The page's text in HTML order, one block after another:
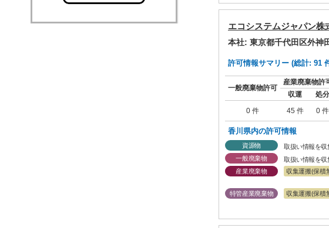
エコシステムジャパン株
本社: 東京都千代田区外神
許可情報サマリー (総計: 91
一般廃棄物許可
産業廃棄物許
収運
処分
0 件
45 件 0 件
香川県内の許可情報
資源物
取扱い情報を収
一般廃棄物
取扱い情報を収
産業廃棄物
収集運搬(保積
特管産業廃棄物
収集運搬(保積